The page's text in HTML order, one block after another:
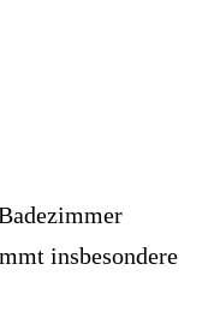
insbesondere